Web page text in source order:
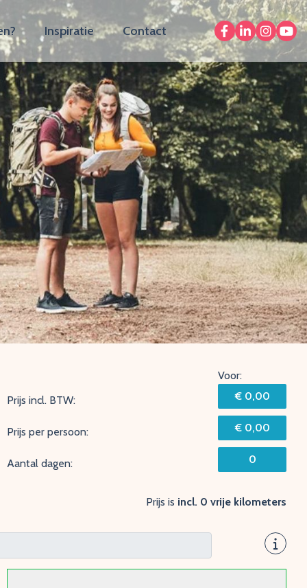
Inspiratie Contact
Prijs incl. BTW:
Voor:
€ 0,00
Prijs per persoon: € 0,00
Aantal dagen: 0
Prijs is incl. 0 vrije kilometers